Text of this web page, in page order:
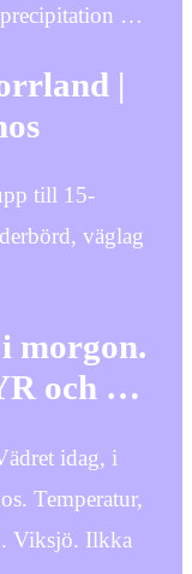
…
|
till 15-
väglag
morgon.
och …
idag, i
Temperatur,
Viksjö. Ilkka